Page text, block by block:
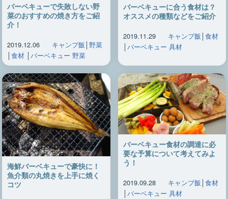
バーベキューで失敗しない野
菜のおすすめの焼き方をご紹
介！
2019.12.06 キャンプ飯 │ 野菜
│ 食材│ バーベキュー 野菜
バーベキューに合う食材は？
オススメの種類などをご紹介
2019.11.29 キャンプ飯 │ 食材
│ バーベキュー 具材
海鮮バーベキューで豪快に！
魚介類の丸焼きを上手に焼く
コツ
バーベキュー食材の調達に必
要な予算について考えてみよ
う！
2019.09.28 キャンプ飯 │ 食材
│ バーベキュー 具材